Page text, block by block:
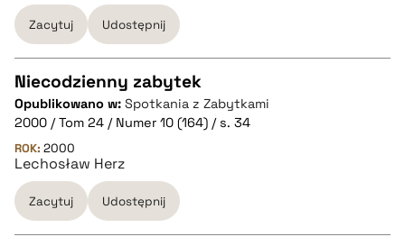
BIBTEX
pobierz cytat
Zacytuj Udostępnij
CZYSTY TEKST
pobierz cytat
BIBTEX
Niecodzienny zabytek
Opublikowano w: Spotkania z Zabytkami
2000 / Tom 24 / Numer 10 (164) / s. 34
ROK: 2000
Lechosław Herz
Zacytuj Udostępnij